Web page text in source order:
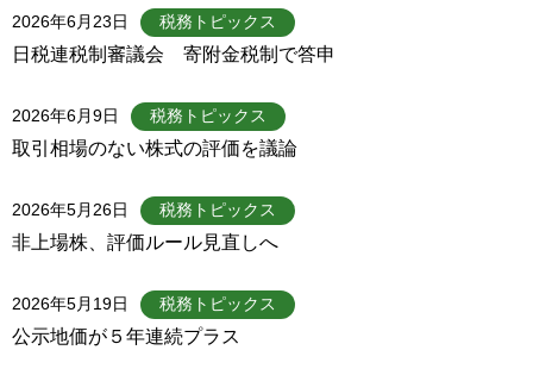
2026年6月23日 税務トピックス
日税連税制審議会 寄附金税制で答申
2026年6月9日 税務トピックス
取引相場のない株式の評価を議論
2026年5月26日 税務トピックス
非上場株、評価ルール見直しへ
2026年5月19日 税務トピックス
公示地価が５年連続プラス